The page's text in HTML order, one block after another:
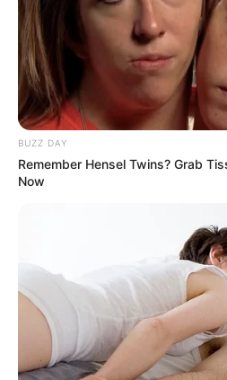
Did They Lie To Us In This
BUZZ DAY
Remember Hensel Twins? Grab
Now